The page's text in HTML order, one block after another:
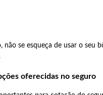
não se esqueça de usar o seu
oferecidas no seguro